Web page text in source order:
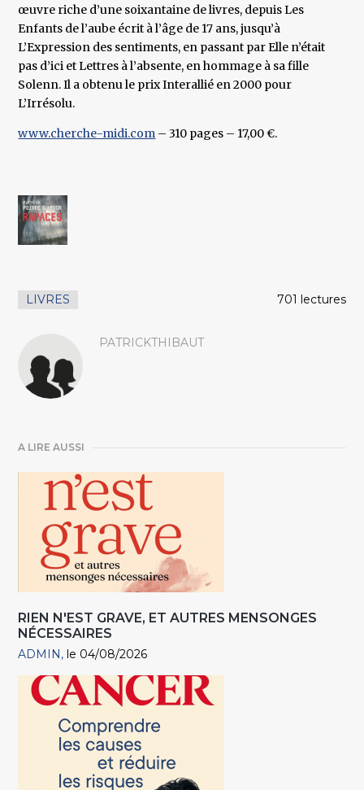
œuvre riche d’une soixantaine de livres, depuis Les
Enfants de l’aube écrit à l’âge de 17 ans, jusqu’à
L’Expression des sentiments, en passant par Elle n’était
pas d’ici et Lettres à l’absente, en hommage à sa fille
Solenn. Il a obtenu le prix Interallié en 2000 pour
L’Irrésolu.
www.cherche-midi.com – 310 pages – 17,00 €.
LIVRES 701 lectures
PATRICKTHIBAUT
A LIRE AUSSI
RIEN N'EST GRAVE, ET AUTRES MENSONGES
NÉCESSAIRES
ADMIN le 04/08/2026